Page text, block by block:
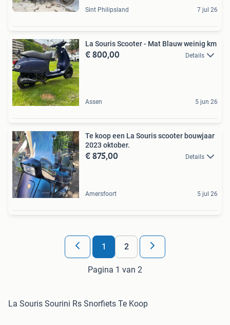
Sint Philipsland 7 jul 26
La Souris Scooter - Mat Blauw weinig km
€ 800,00 Details
Assen 5 jun 26
Te koop een La Souris scooter bouwjaar
2023 oktober.
€ 875,00 Details
Amersfoort 5 jul 26
1 2
Pagina 1 van 2
La Souris Sourini Rs Snorfiets Te Koop